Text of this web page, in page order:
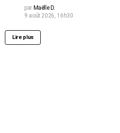
par Maëlle D.
9 août 2026, 16h30
Lire plus